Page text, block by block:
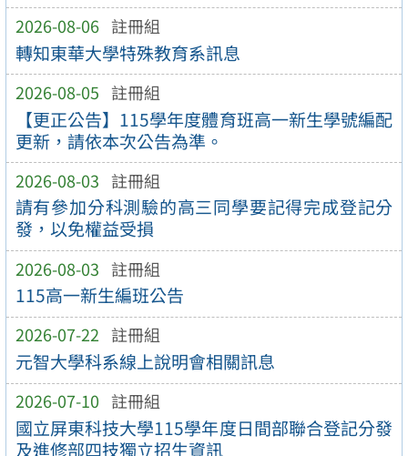
2026-08-06 註冊組
轉知東華大學特殊教育系訊息
2026-08-05 註冊組
【更正公告】115學年度體育班高一新生學號編配
更新，請依本次公告為準。
2026-08-03 註冊組
請有參加分科測驗的高三同學要記得完成登記分
發，以免權益受損
2026-08-03 註冊組
115高一新生編班公告
2026-07-22 註冊組
元智大學科系線上說明會相關訊息
2026-07-10 註冊組
國立屏東科技大學115學年度日間部聯合登記分發
及進修部四技獨立招生資訊